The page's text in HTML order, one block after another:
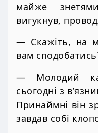
майже
вигукнув,
— Скажіть, на
вам
— Молодий
сьогодні з
Принаймні він
завдав собі